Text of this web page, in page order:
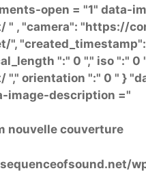
open = "1" data-
, "camera": "https://
",
":" 0 "," iso ":" 0
orientation ":" 0 " }
image-description ="
nouvelle couverture